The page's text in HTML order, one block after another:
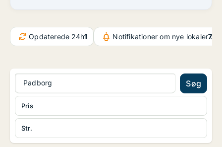
Opdaterede 24h1 Notifikationer om nye lokaler
Padborg Søg
Str.
Pris